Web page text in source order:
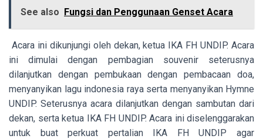
See also Fungsi dan Penggunaan Genset Acara
Acara ini dikunjungi oleh dekan, ketua IKA FH UNDIP. Acara
ini dimulai dengan pembagian souvenir seterusnya
dilanjutkan dengan pembukaan dengan pembacaan doa,
menyanyikan lagu indonesia raya serta menyanyikan Hymne
UNDIP. Seterusnya acara dilanjutkan dengan sambutan dari
dekan, serta ketua IKA FH UNDIP. Acara ini diselenggarakan
untuk buat perkuat pertalian IKA FH UNDIP agar